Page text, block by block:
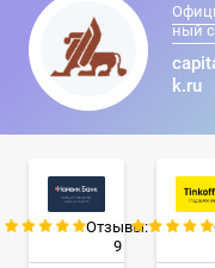
ный
k.ru
Отзывы:
9